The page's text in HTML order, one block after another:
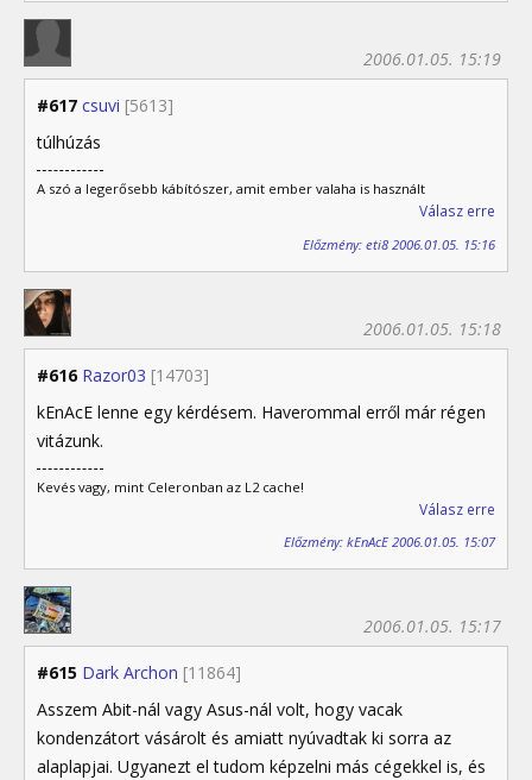
#617 csuvi [5613]
2006.01.05. 15:19
túlhúzás
A szó a legerősebb kábítószer, amit ember valaha is használt
Válasz erre
Előzmény: eti8 2006.01.05. 15:16
#616 Razor03 [14703]
2006.01.05. 15:18
kEnAcE lenne egy kérdésem. Haverommal erről már régen
vitázunk.
Kevés vagy, mint Celeronban az L2 cache!
Válasz erre
Előzmény: kEnAcE 2006.01.05. 15:07
#615 Dark Archon [11864]
2006.01.05. 15:17
Asszem Abit-nál vagy Asus-nál volt, hogy vacak
kondenzátort vásárolt és amiatt nyúvadtak ki sorra az
alaplapjai. Ugyanezt el tudom képzelni más cégekkel is, és